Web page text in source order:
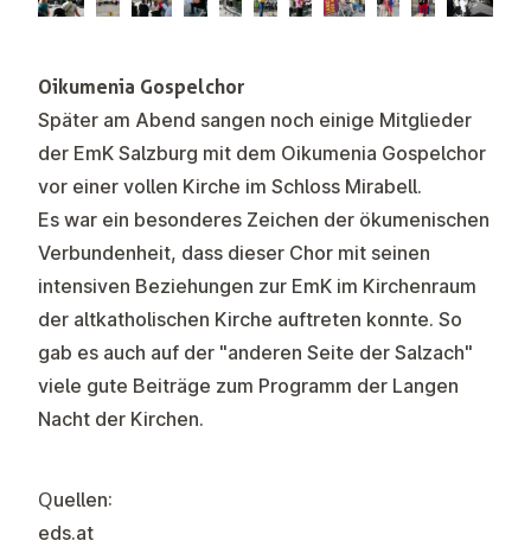
Oikumenia Gospelchor
Später am Abend sangen noch einige Mitglieder
der EmK Salzburg mit dem Oikumenia Gospelchor
vor einer vollen Kirche im Schloss Mirabell.
Es war ein besonderes Zeichen der ökumenischen
Verbundenheit, dass dieser Chor mit seinen
intensiven Beziehungen zur EmK im Kirchenraum
der altkatholischen Kirche auftreten konnte. So
gab es auch auf der "anderen Seite der Salzach"
viele gute Beiträge zum Programm der Langen
Nacht der Kirchen.
Quellen:
eds.at